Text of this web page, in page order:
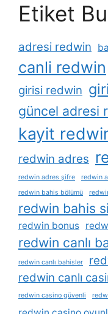
Etiket
adresi redwin
canli redwin
girisi redwin
güncel adresi
kayit
redwin adres
redwin adres şifre redwin
redwin bahis bölümü
redwin bahis
redwin bonus
redwin canlı
redwin canlı bahisler
redwin canlı
redwin casino güvenli